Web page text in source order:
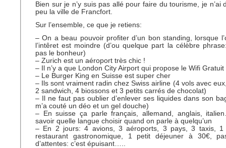
Bien sur je n’y suis pas allé pour faire du tourisme, je n’ai
peu la ville de Francfort.
Sur l’ensemble, ce que je retiens:
– On a beau pouvoir profiter d’un bon standing, lorsque
l’intêret est moindre (d’ou quelque part la célèbre
pas le bonheur)
– Zurich est un aéroport très chic !
– Il n’y a que London City Airport qui propose le Wifi Gratuit
– Le Burger King en Suisse est super cher
– Ils sont vraiment radin chez Swiss airline (4 vols avec
2 sandwich, 4 biossons et 3 petits carrés de chocolat)
– Il ne faut pas oublier d’enlever ses liquides dans son
m’a couté un déo et un gel douche)
– En suisse ça parle français, allemand, anglais,
savoir quelle langue choisir quand on parle à quelqu’un
– En 2 jours: 4 avions, 3 aéroports, 3 pays, 3 taxis, 1
restaurant gastronomique, 1 petit déjeuner à 30€,
d’attentes: c’est épuisant…..